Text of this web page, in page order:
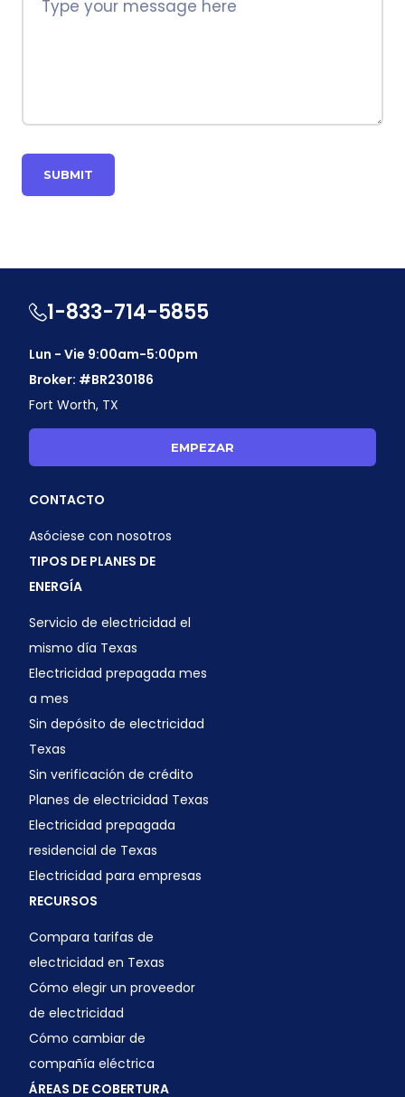
1-833-714-5855
Lun - Vie 9:00am-5:00pm
Broker: #BR230186
Fort Worth, TX
EMPEZAR
CONTACTO
Asóciese con nosotros
TIPOS DE PLANES DE
ENERGÍA
Servicio de electricidad el
mismo día Texas
Electricidad prepagada mes
a mes
Sin depósito de electricidad
Texas
Sin verificación de crédito
Planes de electricidad Texas
Electricidad prepagada
residencial de Texas
Electricidad para empresas
RECURSOS
Compara tarifas de
electricidad en Texas
Cómo elegir un proveedor
de electricidad
Cómo cambiar de
compañía eléctrica
ÁREAS DE COBERTURA